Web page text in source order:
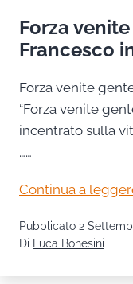
Forza
Francesco
Forza venite
“Forza venite
incentrato sulla
……
Continua a
Pubblicato 2
Di Luca Bonesini